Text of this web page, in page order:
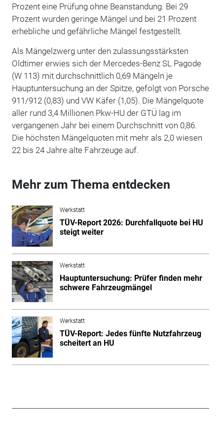
Prozent eine Prüfung ohne Beanstandung. Bei 29
Prozent wurden geringe Mängel und bei 21 Prozent
erhebliche und gefährliche Mängel festgestellt.
Als Mängelzwerg unter den zulassungsstärksten
Oldtimer erwies sich der Mercedes-Benz SL Pagode
(W 113) mit durchschnittlich 0,69 Mängeln je
Hauptuntersuchung an der Spitze, gefolgt von Porsche
911/912 (0,83) und VW Käfer (1,05). Die Mängelquote
aller rund 3,4 Millionen Pkw-HU der GTÜ lag im
vergangenen Jahr bei einem Durchschnitt von 0,86.
Die höchsten Mängelquoten mit mehr als 2,0 wiesen
22 bis 24 Jahre alte Fahrzeuge auf.
Mehr zum Thema entdecken
Werkstatt
TÜV-Report 2026: Durchfallquote bei HU
steigt weiter
Werkstatt
Hauptuntersuchung: Prüfer finden mehr
schwere Fahrzeugmängel
Werkstatt
TÜV-Report: Jedes fünfte Nutzfahrzeug
scheitert an HU